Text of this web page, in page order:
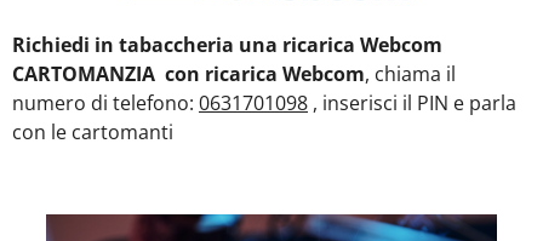
Richiedi in tabaccheria una ricarica Webcom
CARTOMANZIA con ricarica Webcom, chiama il
numero di telefono: 0631701098 , inserisci il PIN e parla
con le cartomanti